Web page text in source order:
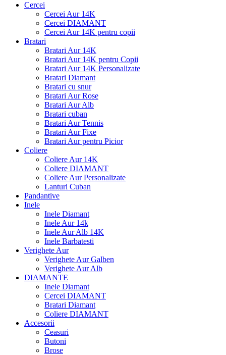
Cercei
Cercei Aur 14K
Cercei DIAMANT
Cercei Aur 14K pentru copii
Bratari
Bratari Aur 14K
Bratari Aur 14K pentru Copii
Bratari Aur 14K Personalizate
Bratari Diamant
Bratari cu snur
Bratari Aur Rose
Bratari Aur Alb
Bratari cuban
Bratari Aur Tennis
Bratari Aur Fixe
Bratari Aur pentru Picior
Coliere
Coliere Aur 14K
Coliere DIAMANT
Coliere Aur Personalizate
Lanturi Cuban
Pandantive
Inele
Inele Diamant
Inele Aur 14k
Inele Aur Alb 14K
Inele Barbatesti
Verighete Aur
Verighete Aur Galben
Verighete Aur Alb
DIAMANTE
Inele Diamant
Cercei DIAMANT
Bratari Diamant
Coliere DIAMANT
Accesorii
Ceasuri
Butoni
Brose